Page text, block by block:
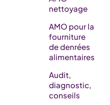
nettoyage
AMO pour la
fourniture
de denrées
alimentaires
Audit,
diagnostic,
conseils